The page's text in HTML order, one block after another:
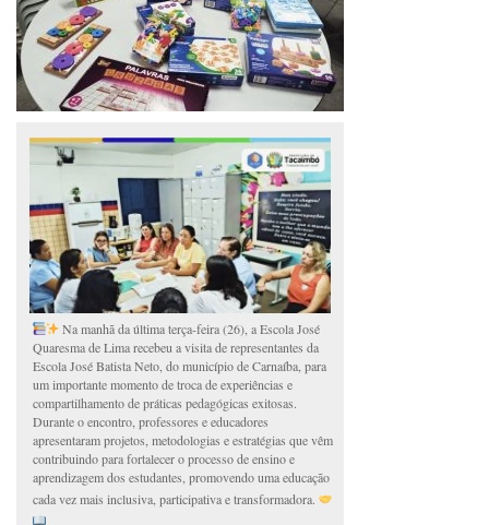
Na manhã da última terça-feira (26), a Escola José
Quaresma de Lima recebeu a visita de representantes da
Escola José Batista Neto, do município de Carnaíba, para
um importante momento de troca de experiências e
compartilhamento de práticas pedagógicas exitosas.
Durante o encontro, professores e educadores
apresentaram projetos, metodologias e estratégias que vêm
contribuindo para fortalecer o processo de ensino e
aprendizagem dos estudantes, promovendo uma educação
cada vez mais inclusiva, participativa e transformadora.